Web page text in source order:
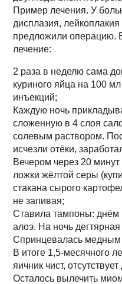
Пример лечения. У
дисплазия,
предложили операцию.
лечение:
2 раза в неделю сама
куриного яйца на 100
инъекций;
Каждую ночь
сложенную в 4 слоя
солевым раствором.
исчезли отёки,
Вечером через 20
ложки жёлтой серы
стакана сырого
не запивая;
Ставила тампоны: днём
алоэ. На ночь
Спринцевалась медным
В итоге 1,5-месячного
яичник чист,
Осталось вылечить